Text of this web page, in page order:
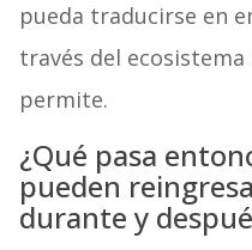
pueda traducirse en
través del
permite.
¿Qué pasa
pueden
durante y